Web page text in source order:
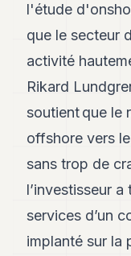
TECH
FINANCE
DE
VIVRE
ARTS
ASSURANCE
l'étude
que le secteur
activité
Rikard
soutient que le
offshore vers
sans trop de
l’investisseur
services d’un
implanté sur la